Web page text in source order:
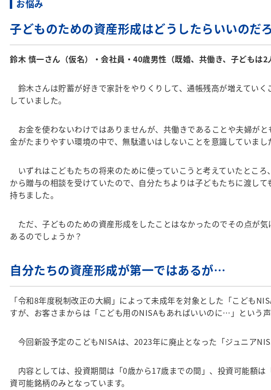
お悩み
子どものための資産形成はどうしたらいいのだ
鈴木 慎一さん（仮名）・会社員・40歳男性（既婚、共働き、子どもは2
鈴木さんは貯蓄が好きで家計をやりくりして、通帳残高が増えてい
していました。
お金を使わないわけではありませんが、共働きであることや夫婦が
金がたまりやすい環境の中で、無駄遣いはしないことを意識していまし
いずれはこどもたちの将来のために使っていこうと考えていたとこ
から贈与の相談を受けていたので、自分たちよりは子どもたちに渡し
持ちました。
ただ、子どものための資産形成をしたことはなかったのでその点が
あるのでしょうか？
自分たちの資産形成が第一ではあるが…
「令和8年度税制改正の大綱」によって未成年を対象とした「こども
すが、お客さまからは「こども用のNISAもあればいいのに…」という声
今回新設予定のこどもNISAは、2023年に廃止となった「ジュニア
内容としては、投資期間は「0歳から17歳までの間」、投資可能額
資可能銘柄のみとなっています。